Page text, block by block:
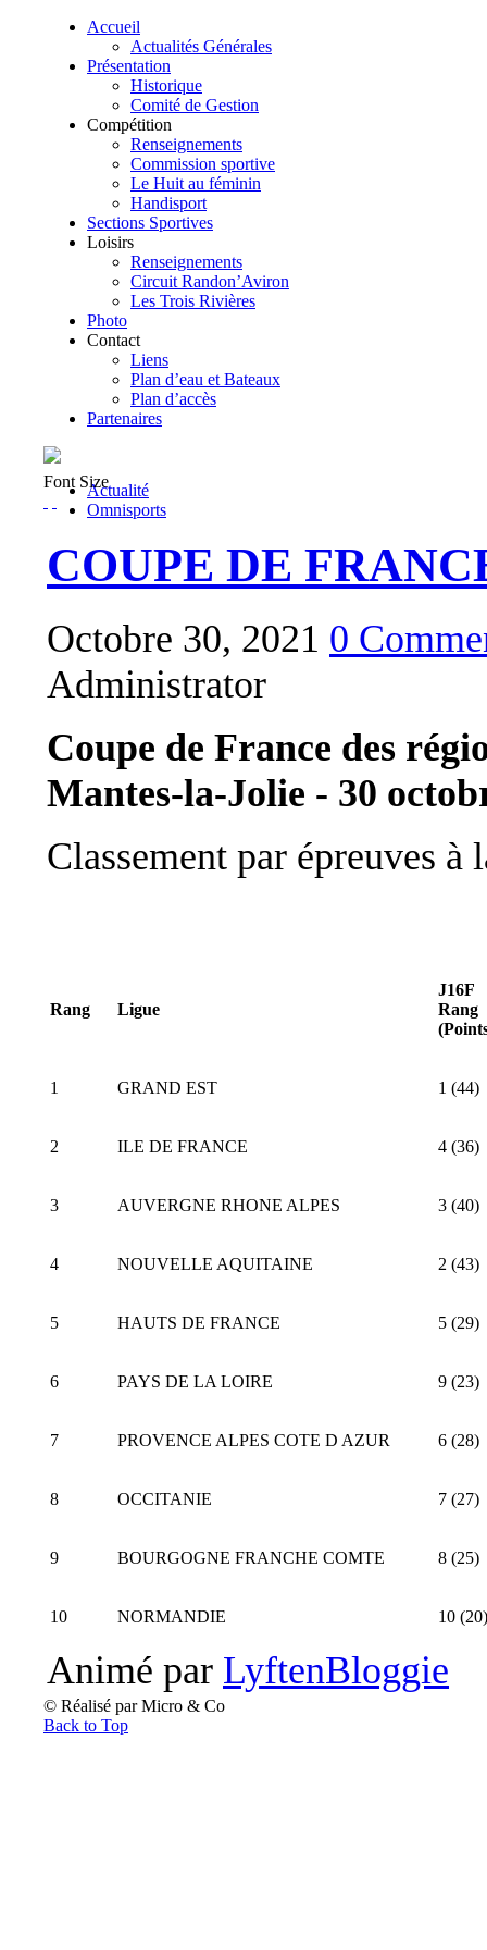
Accueil
Actualités Générales
Présentation
Historique
Comité de Gestion
Compétition
Renseignements
Commission sportive
Le Huit au féminin
Handisport
Sections Sportives
Loisirs
Renseignements
Circuit Randon’Aviron
Les Trois Rivières
Photo
Contact
Liens
Plan d’eau et Bateaux
Plan d’accès
Partenaires
Actualité
Omnisports
Font Size
COUPE DE
Octobre 30, 2021 0
Administrator
Coupe de France des
Mantes-la-Jolie - 30
Classement par épreuves
Rang Ligue
J16F
Rang
1 GRAND EST 1 (44)
2 ILE DE FRANCE 4 (36)
3 AUVERGNE RHONE ALPES 3 (40)
4 NOUVELLE AQUITAINE 2 (43)
5 HAUTS DE FRANCE 5 (29)
6 PAYS DE LA LOIRE 9 (23)
7 PROVENCE ALPES COTE D AZUR 6 (28)
8 OCCITANIE 7 (27)
9 BOURGOGNE FRANCHE COMTE 8 (25)
10 NORMANDIE 10 (20)
Animé par LyftenBloggie
© Réalisé par Micro & Co
Back to Top